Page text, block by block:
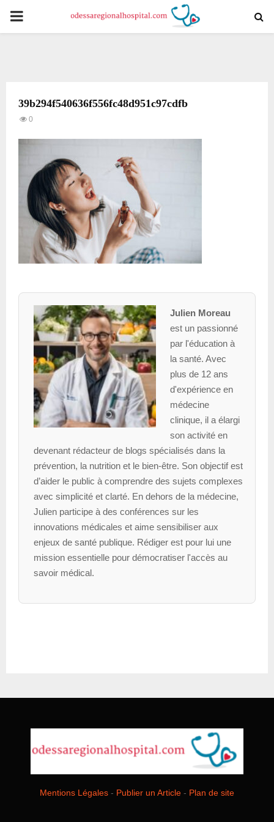
PRIMARY
39b294f540636f556fc48d951c97cdfb
0
Julien Moreau
est un passionné
par l'éducation à
la santé. Avec
plus de 12 ans
d'expérience en
médecine
clinique, il a élargi
son activité en
devenant rédacteur de blogs spécialisés dans la
prévention, la nutrition et le bien-être. Son objectif est
d’aider le public à comprendre des sujets complexes
avec simplicité et clarté. En dehors de la médecine,
Julien participe à des conférences sur les
innovations médicales et aime sensibiliser aux
enjeux de santé publique. Rédiger est pour lui une
mission essentielle pour démocratiser l'accès au
savoir médical.
Mentions Légales - Publier un Article - Plan de site